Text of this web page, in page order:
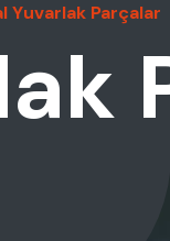
Yuvarlak Parçalar